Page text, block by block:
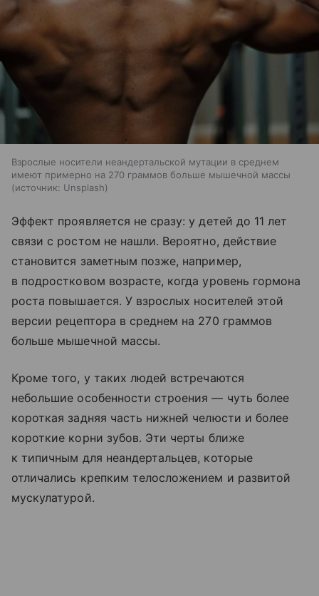
Взрослые носители неандертальской мутации в среднем
имеют примерно на 270 граммов больше мышечной массы
источник: Unsplash
Эффект проявляется не сразу: у детей до 11 лет
связи с ростом не нашли. Вероятно, действие
становится заметным позже, например,
в подростковом возрасте, когда уровень гормона
роста повышается. У взрослых носителей этой
версии рецептора в среднем на 270 граммов
больше мышечной массы.
Кроме того, у таких людей встречаются
небольшие особенности строения — чуть более
короткая задняя часть нижней челюсти и более
короткие корни зубов. Эти черты ближе
к типичным для неандертальцев, которые
отличались крепким телосложением и развитой
мускулатурой.